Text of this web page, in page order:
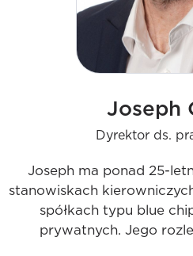
Joseph
Dyrektor ds.
Joseph ma ponad 25-
stanowiskach
spółkach typu blue
prywatnych. Jego